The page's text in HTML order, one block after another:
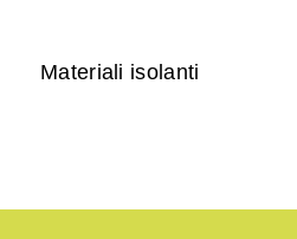
Materiali isolanti